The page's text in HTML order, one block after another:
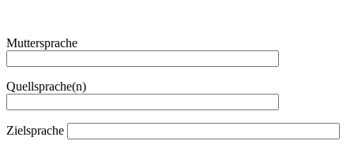
Muttersprache
Quellsprache(n)
Zielsprache